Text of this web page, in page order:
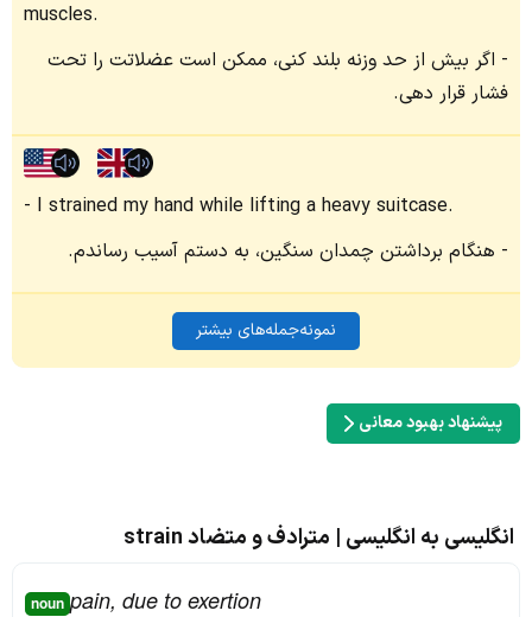
muscles.
اگر بیش از حد وزنه بلند کنی، ممکن است عضلاتت را تحت
فشار قرار دهی.
I strained my hand while lifting a heavy suitcase.
هنگام برداشتن چمدان سنگین، به دستم آسیب رساندم.
نمونه‌جمله‌های بیشتر
پیشنهاد بهبود معانی
انگلیسی به انگلیسی | مترادف و متضاد strain
noun pain, due to exertion